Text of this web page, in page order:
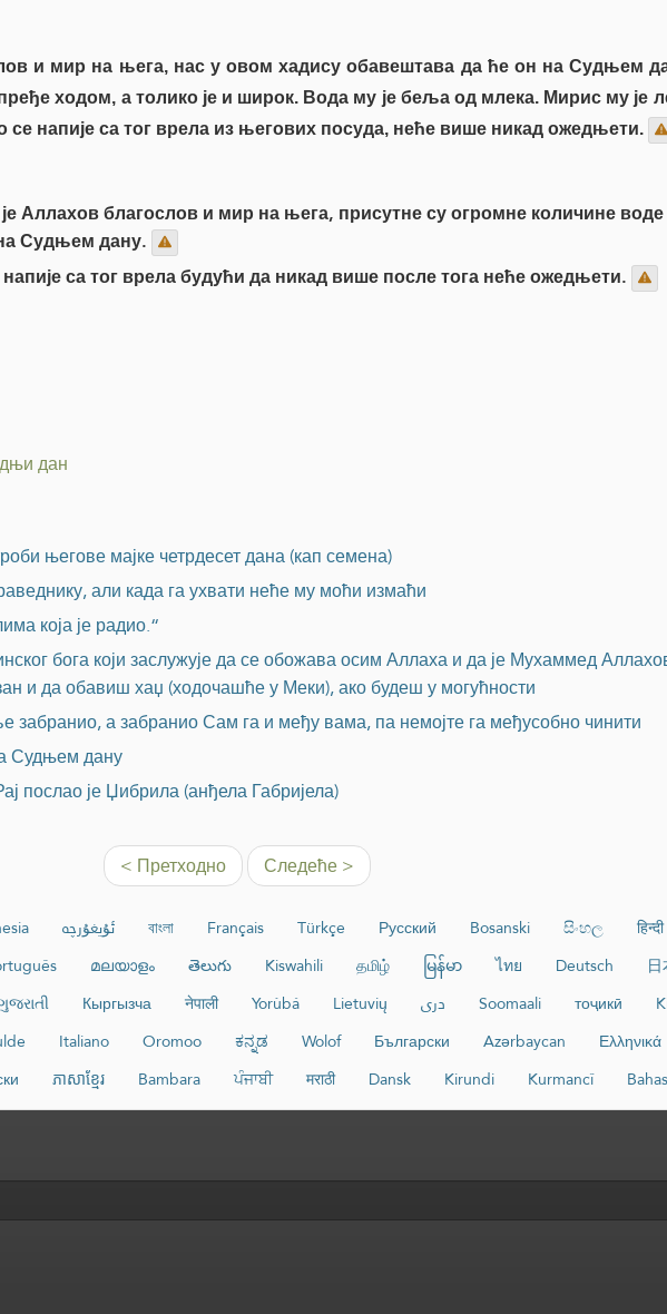
и мир на њега, нас у овом хадису обавештава да ће он на Судњем
пређе ходом, а толико је и широк. Вода му је беља од млека. Мирис му је
се напије са тог врела из његових посуда, неће више никад ожедњети.
Аллахов благослов и мир на њега, присутне су огромне количине воде
Судњем дану.
са тог врела будући да никад више после тога неће ожедњети.
дан
његове мајке четрдесет дана (кап семена)
али када га ухвати неће му моћи измаћи
која је радио.“
бога који заслужује да се обожава осим Аллаха и да је Мухаммед
и да обавиш хаџ (ходочашће у Меки), ако будеш у могућности
а забранио Сам га и међу вама, па немојте га међусобно чинити
Судњем дану
послао је Џибрила (анђела Габријела)
< Претходно Следеће >
ئۇيغۇرچە বাংলা Français Türkçe Русский Bosanski සිංහල हिन्दी
മലയാളം తెలుగు Kiswahili தமிழ் မြန်မာ ไทย Deutsch
Кыргызча नेपाली Yorùbá Lietuvių دری Soomaali тоҷикӣ
Italiano Oromoo ಕನ್ನಡ Wolof Български Azərbaycan Ελληνικά
ភាសាខ្មែរ Bambara ਪੰਜਾਬੀ मराठी Dansk Kirundi Kurmancî